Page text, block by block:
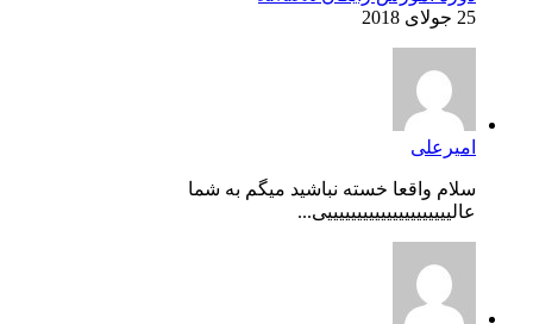
25 جولای 2018
امیرعلی
سلام واقعا خسته نباشید میگم به شما
عالیییییییییییییییییییییی...